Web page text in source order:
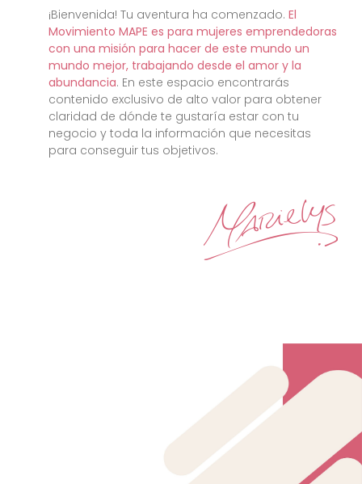
¡Bienvenida! Tu aventura ha comenzado. El
Movimiento MAPE es para mujeres emprendedoras
con una misión para hacer de este mundo un
mundo mejor, trabajando desde el amor y la
abundancia. En este espacio encontrarás
contenido exclusivo de alto valor para obtener
claridad de dónde te gustaría estar con tu
negocio y toda la información que necesitas
para conseguir tus objetivos.